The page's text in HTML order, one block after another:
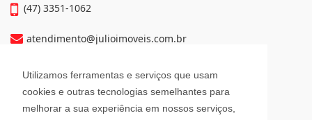
Utilizamos ferramentas e serviços que usam
cookies e outras tecnologias semelhantes para
melhorar a sua experiência em nossos serviços,
(47) 3351-1062
atendimento@julioimoveis.com.br
Avenida Hugo Schlösser, 69, Jardim Maluche
CEP: 88354-300